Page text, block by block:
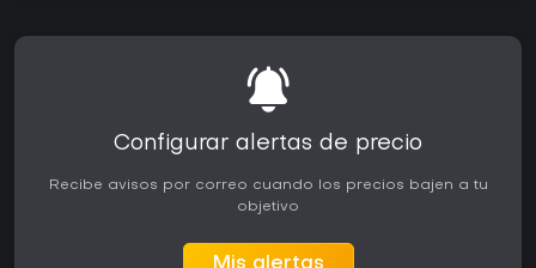
Configurar alertas de precio
Recibe avisos por correo cuando los precios bajen a tu
objetivo